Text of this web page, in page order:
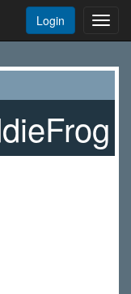
Login